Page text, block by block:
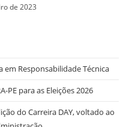
de 2023
em Responsabilidade Técnica
PE para as Eleições 2026
do Carreira DAY, voltado ao